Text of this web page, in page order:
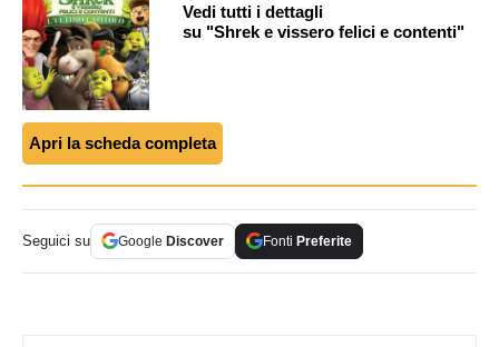
Vedi tutti i dettagli
su "Shrek e vissero felici e contenti"
Apri la scheda completa
Seguici su Google Discover Fonti Preferite